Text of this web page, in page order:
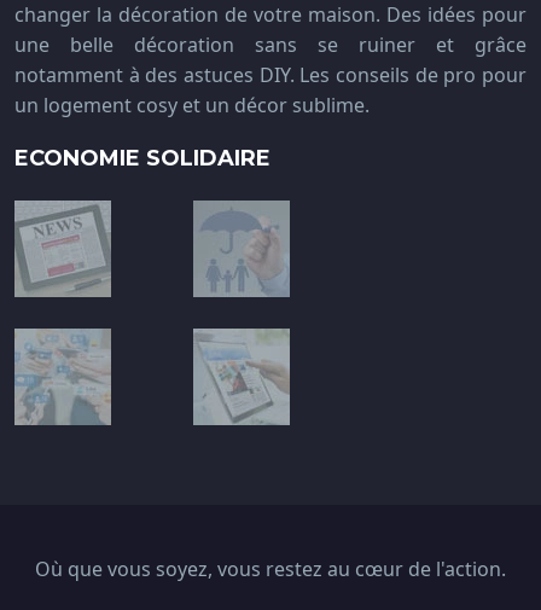
changer la décoration de votre maison. Des idées pour
une belle décoration sans se ruiner et grâce
notamment à des astuces DIY. Les conseils de pro pour
un logement cosy et un décor sublime.
ECONOMIE SOLIDAIRE
Où que vous soyez, vous restez au cœur de l'action.